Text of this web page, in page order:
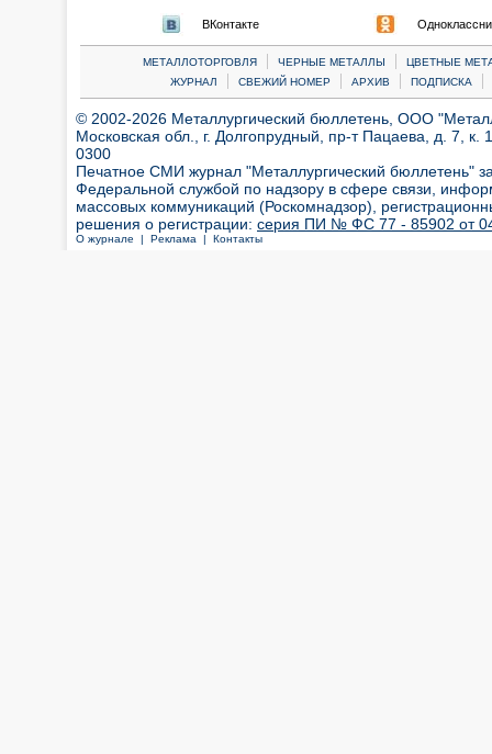
ВКонтакте
МЕТАЛЛОТОРГОВЛЯ | ЧЕРНЫЕ МЕТАЛЛЫ |
ЦВЕТНЫЕ
ЖУРНАЛ
| СВЕЖИЙ НОМЕР | АРХИВ | ПОДПИСКА |
© 2002-2026 Металлургический бюллетень, ООО
Московская обл., г. Долгопрудный, пр-т Пацаева, д. 7,
0300
Печатное СМИ журнал "Металлургический бюллетень"
Федеральной службой по надзору в сфере связи,
массовых коммуникаций (Роскомнадзор),
решения о регистрации: серия ПИ № ФС 77 - 85902 от 04
О журнале | Реклама | Контакты